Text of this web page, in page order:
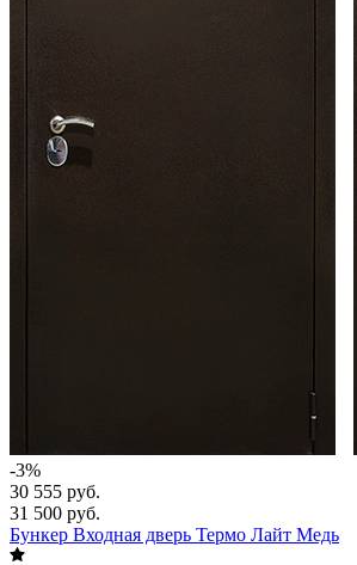
-3%
30 555 руб.
31 500 руб.
Бункер Входная дверь Термо Лайт Медь